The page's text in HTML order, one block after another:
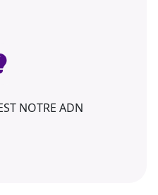
NOTRE ADN